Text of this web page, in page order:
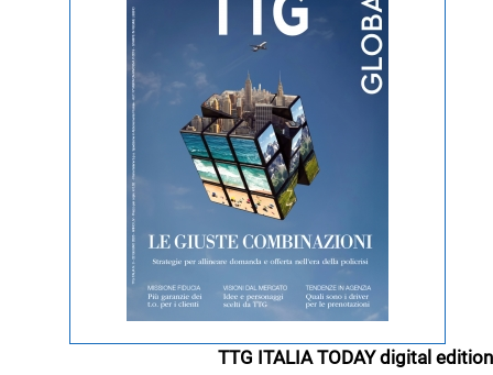
TTG ITALIA TODAY digital edition